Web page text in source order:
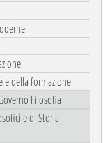
e della formazione
Filosofia
e di Storia